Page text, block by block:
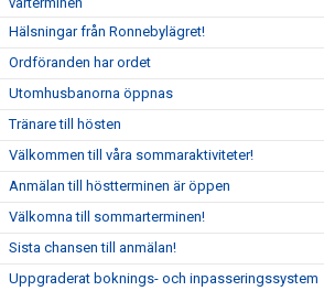
Hälsningar från Ronnebylägret!
Ordföranden har ordet
Utomhusbanorna öppnas
Tränare till hösten
Välkommen till våra sommaraktiviteter!
Anmälan till höstterminen är öppen
Välkomna till sommarterminen!
Sista chansen till anmälan!
Uppgraderat boknings- och inpasseringssystem